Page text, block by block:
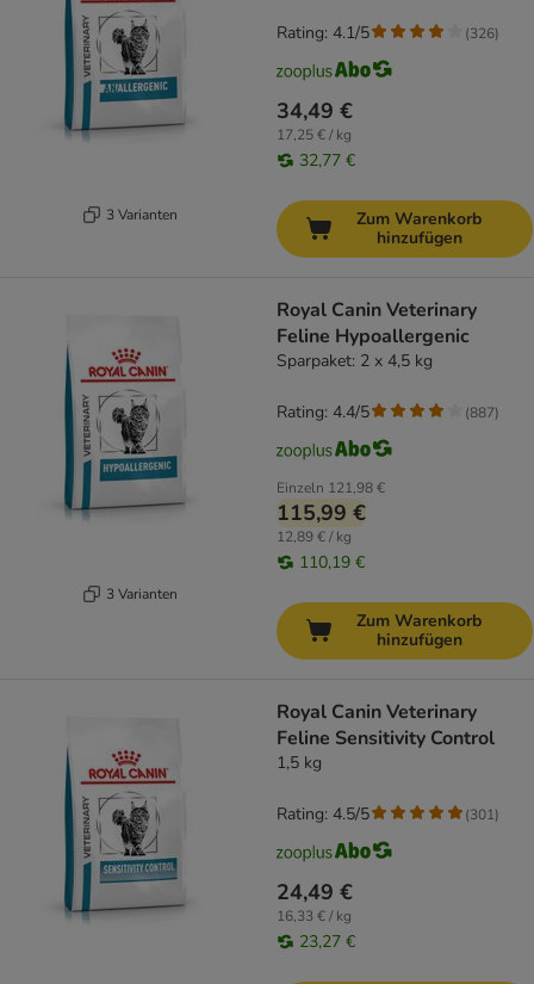
3 Varianten
34,49 €
17,25 € / kg
32,77 €
Rating: 4.1/5 (326)
Zum Warenkorb
hinzufügen
3 Varianten
Royal Canin Veterinary
Feline Hypoallergenic
Sparpaket: 2 x 4,5 kg
Einzeln 121,98 €
115,99 €
12,89 € / kg
110,19 €
Rating: 4.4/5 (887)
Zum Warenkorb
hinzufügen
Royal Canin Veterinary
Feline Sensitivity Control
1,5 kg
24,49 €
16,33 € / kg
23,27 €
Rating: 4.5/5 (301)